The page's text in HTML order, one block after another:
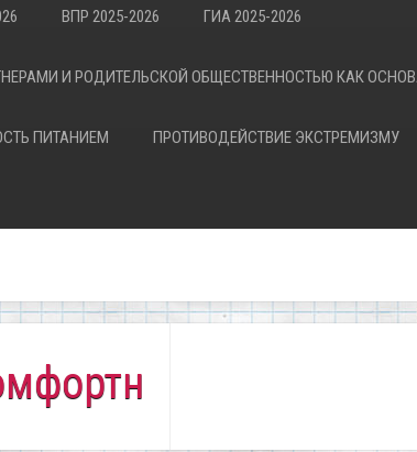
ВПР 2025-2026 ГИА 2025-2026
И РОДИТЕЛЬСКОЙ ОБЩЕСТВЕННОСТЬЮ КАК
ПИТАНИЕМ ПРОТИВОДЕЙСТВИЕ ЭКСТРЕМИЗМУ
всем!"